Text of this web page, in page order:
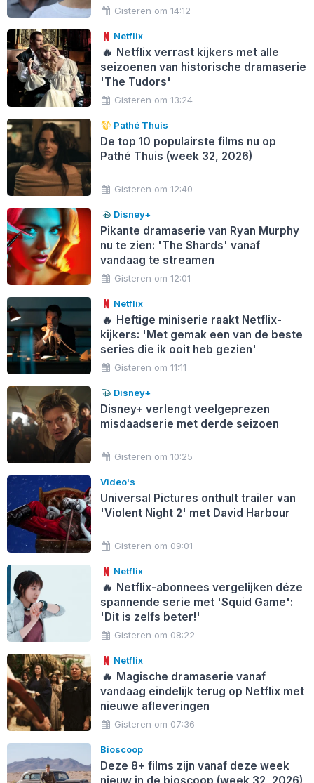
Gisteren om 14:12
Netflix
🔥 Netflix verrast kijkers met alle
seizoenen van historische dramaserie
'The Tudors'
Gisteren om 13:24
Pathé Thuis
De top 10 populairste films nu op
Pathé Thuis (week 32, 2026)
Gisteren om 12:40
Disney+
Pikante dramaserie van Ryan Murphy
nu te zien: 'The Shards' vanaf
vandaag te streamen
Gisteren om 12:01
Netflix
🔥 Heftige miniserie raakt Netflix-
kijkers: 'Met gemak een van de beste
series die ik ooit heb gezien'
Gisteren om 11:11
Disney+
Disney+ verlengt veelgeprezen
misdaadserie met derde seizoen
Gisteren om 10:25
Video's
Universal Pictures onthult trailer van
'Violent Night 2' met David Harbour
Gisteren om 09:01
Netflix
🔥 Netflix-abonnees vergelijken déze
spannende serie met 'Squid Game':
'Dit is zelfs beter!'
Gisteren om 08:22
Netflix
🔥 Magische dramaserie vanaf
vandaag eindelijk terug op Netflix met
nieuwe afleveringen
Gisteren om 07:36
Bioscoop
Deze 8+ films zijn vanaf deze week